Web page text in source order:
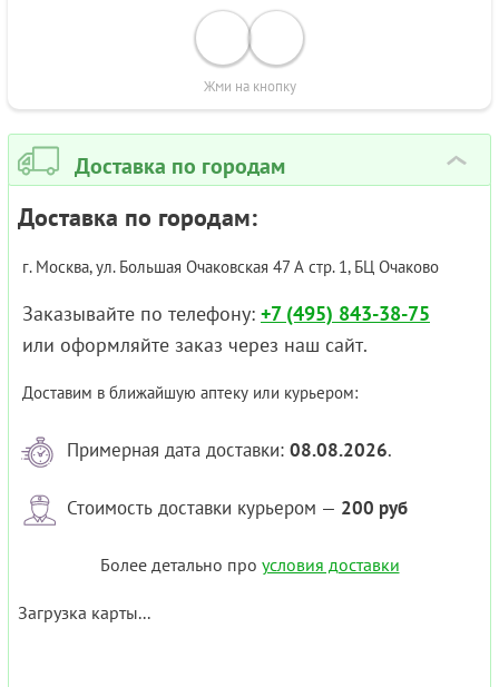
Жми на кнопку
Доставка по городам ›
Доставка по городам:
г. Москва, ул. Большая Очаковская 47 А стр. 1, БЦ Очаково
Заказывайте по телефону: +7 (495) 843-38-75
или оформляйте заказ через наш сайт.
Доставим в ближайшую аптеку или курьером:
Примерная дата доставки: 08.08.2026.
Стоимость доставки курьером — 200 руб
Более детально про условия доставки
Загрузка карты...